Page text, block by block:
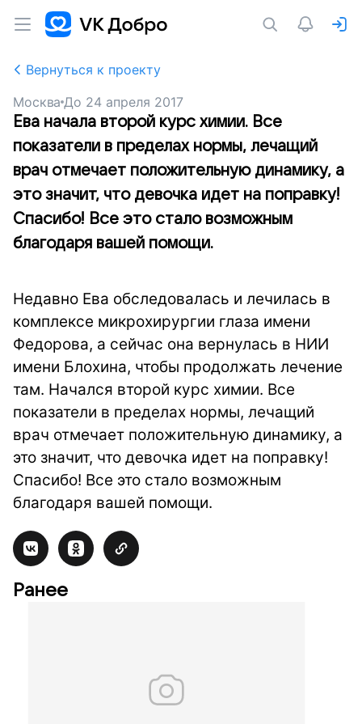
Вернуться к проекту
Москва До 24 апреля 2017
Ева начала второй курс химии. Все
показатели в пределах нормы, лечащий
врач отмечает положительную динамику, а
это значит, что девочка идет на поправку!
Спасибо! Все это стало возможным
благодаря вашей помощи.
Недавно Ева обследовалась и лечилась в
комплексе микрохирургии глаза имени
Федорова, а сейчас она вернулась в НИИ
имени Блохина, чтобы продолжать лечение
там. Начался второй курс химии. Все
показатели в пределах нормы, лечащий
врач отмечает положительную динамику, а
это значит, что девочка идет на поправку!
Спасибо! Все это стало возможным
благодаря вашей помощи.
Ранее